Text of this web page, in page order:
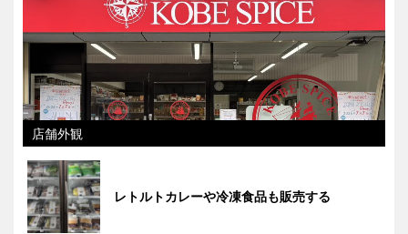
店舗外観
レトルトカレーや冷凍食品も販売する